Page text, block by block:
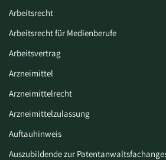
Arbeitsrecht
Arbeitsrecht für Medienberufe
Arbeitsvertrag
Arzneimittel
Arzneimittelrecht
Arzneimittelzulassung
Auftauhinweis
Auszubildende zur